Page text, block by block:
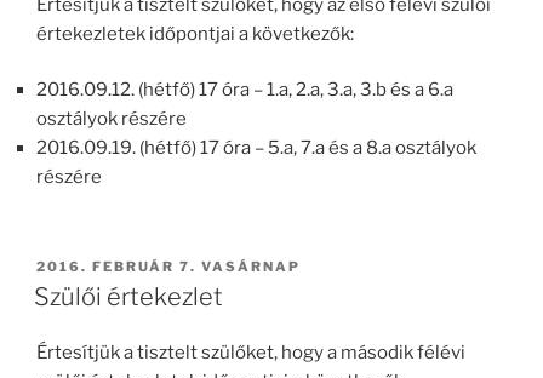
értekezletek időpontjai a következők:
2016.09.12. (hétfő) 17 óra – 1.a, 2.a, 3.a, 3.b és a 6.a
osztályok részére
2016.09.19. (hétfő) 17 óra – 5.a, 7.a és a 8.a osztályok
részére
BEKÜLDVE:
2016. FEBRUÁR 7. VASÁRNAP
Szülői értekezlet
Értesítjük a tisztelt szülőket, hogy a második félévi